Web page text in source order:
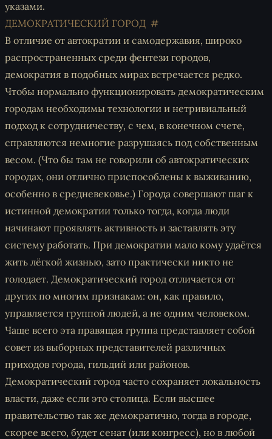
указами.
ДЕМОКРАТИЧЕСКИЙ ГОРОД
В отличие от автократии и самодержавия, широко
распространенных среди фентези городов,
демократия в подобных мирах встречается редко.
Чтобы нормально функционировать демократическим
городам необходимы технологии и нетривиальный
подход к сотрудничеству, с чем, в конечном счете,
справляются немногие разрушаясь под собственным
весом. (Что бы там не говорили об автократических
городах, они отлично приспособлены к выживанию,
особенно в средневековье.) Города совершают шаг к
истинной демократии только тогда, когда люди
начинают проявлять активность и заставлять эту
систему работать. При демократии мало кому удаётся
жить лёгкой жизнью, зато практически никто не
голодает. Демократический город отличается от
других по многим признакам: он, как правило,
управляется группой людей, а не одним человеком.
Чаще всего эта правящая группа представляет собой
совет из выборных представителей различных
приходов города, гильдий или районов.
Демократический город часто сохраняет локальность
власти, даже если это столица. Если высшее
правительство так же демократично, тогда в городе,
скорее всего, будет сенат (или конгресс), но в любой